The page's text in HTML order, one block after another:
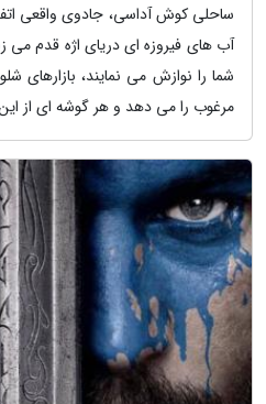
ساحلی کوش آداسی، جادوی واقعی
آب های فیروزه ای دریای اژه قدم می
شما را نوازش می نمایند، بازارهای
مرغوب را می دهد و هر گوشه ای از